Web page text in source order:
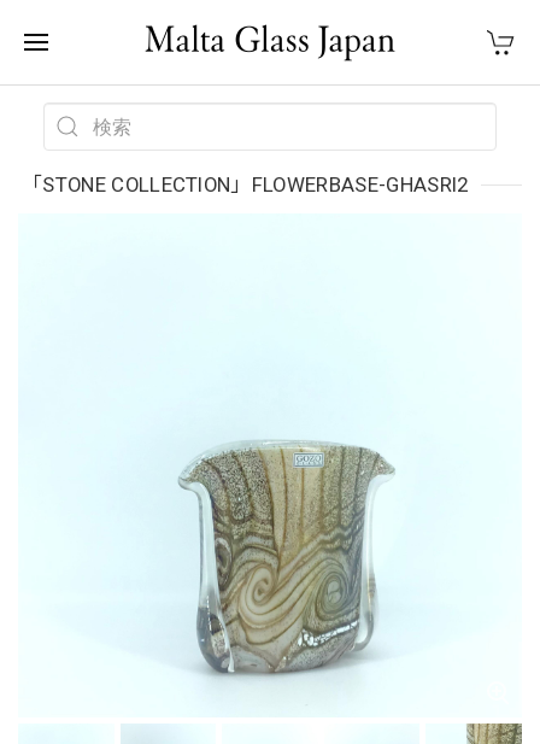
「STONE COLLECTION」FLOWERBASE-GHASRI2